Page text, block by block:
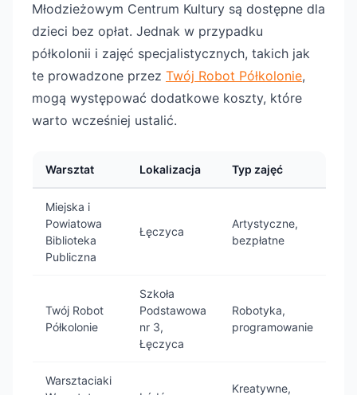
Młodzieżowym Centrum Kultury są dostępne dla
dzieci bez opłat. Jednak w przypadku
półkolonii i zajęć specjalistycznych, takich jak
te prowadzone przez Twój Robot Półkolonie,
mogą występować dodatkowe koszty, które
warto wcześniej ustalić.
Warsztat Lokalizacja Typ zajęć
Miejska i
Powiatowa
Biblioteka
Publiczna
Łęczyca
Artystyczne,
bezpłatne
Twój Robot
Półkolonie
Szkoła
Podstawowa
nr 3,
Łęczyca
Robotyka,
programowanie
Warsztaciaki
Kreatywne,